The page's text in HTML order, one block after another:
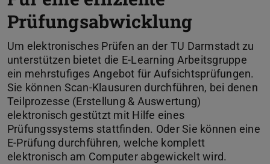
Prüfungsabwicklung
Um elektronisches Prüfen an der TU Darmstadt zu
unterstützen bietet die E-Learning Arbeitsgruppe
ein mehrstufiges Angebot für Aufsichtsprüfungen.
Sie können Scan-Klausuren durchführen, bei denen
Teilprozesse (Erstellung & Auswertung)
elektronisch gestützt mit Hilfe eines
Prüfungssystems stattfinden. Oder Sie können eine
E-Prüfung durchführen, welche komplett
elektronisch am Computer abgewickelt wird.